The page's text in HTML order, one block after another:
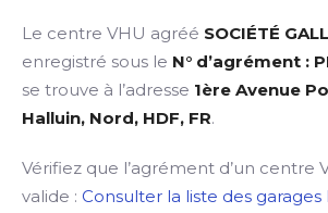
Le centre VHU agréé SOCIÉTÉ
enregistré sous le N° d’agrément :
se trouve à l’adresse 1ère Avenue
Halluin, Nord, HDF, FR.
Vérifiez que l’agrément d’un centre
valide : Consulter la liste des garages